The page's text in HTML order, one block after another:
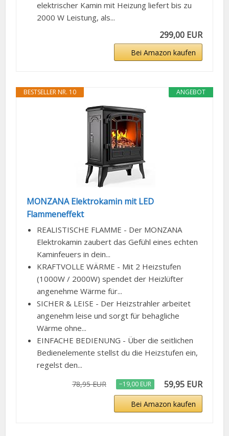
elektrischer Kamin mit Heizung liefert bis zu
2000 W Leistung, als...
299,00 EUR
Bei Amazon kaufen
ANGEBOT
BESTSELLER NR. 10
MONZANA Elektrokamin mit LED
Flammeneffekt
REALISTISCHE FLAMME - Der MONZANA
Elektrokamin zaubert das Gefühl eines echten
Kaminfeuers in dein...
KRAFTVOLLE WÄRME - Mit 2 Heizstufen
(1000W / 2000W) spendet der Heizlüfter
angenehme Wärme für...
SICHER & LEISE - Der Heizstrahler arbeitet
angenehm leise und sorgt für behagliche
Wärme ohne...
EINFACHE BEDIENUNG - Über die seitlichen
Bedienelemente stellst du die Heizstufen ein,
regelst den...
78,95 EUR −19,00 EUR 59,95 EUR
Bei Amazon kaufen